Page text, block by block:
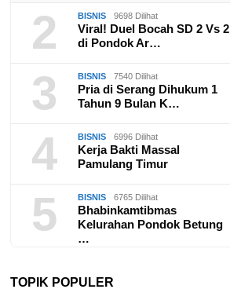
2 BISNIS 9698 Dilihat
Viral! Duel Bocah SD 2 Vs 2
di Pondok Ar…
3 BISNIS 7540 Dilihat
Pria di Serang Dihukum 1
Tahun 9 Bulan K…
4 BISNIS 6996 Dilihat
Kerja Bakti Massal
Pamulang Timur
5 BISNIS 6765 Dilihat
Bhabinkamtibmas
Kelurahan Pondok Betung
…
TOPIK POPULER